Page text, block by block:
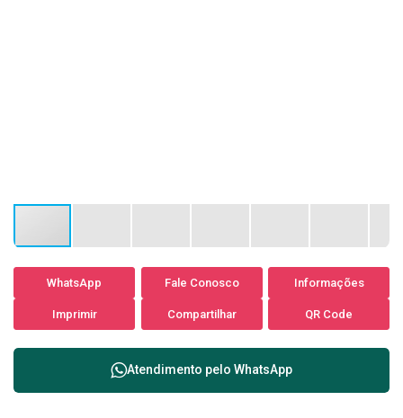
WhatsApp Fale Conosco Informações
Imprimir Compartilhar QR Code
Atendimento pelo WhatsApp